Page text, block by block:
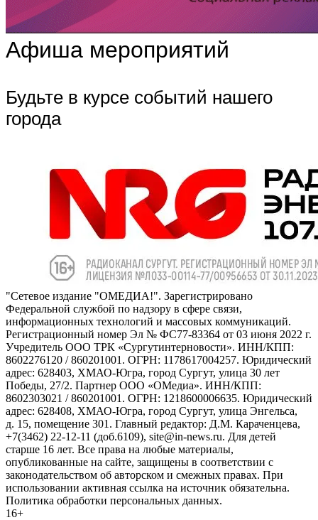
Афиша мероприятий
Будьте в курсе событий нашего
города
"Сетевое издание "ОМЕДИА!". Зарегистрировано
Федеральной службой по надзору в сфере связи,
информационных технологий и массовых коммуникаций.
Регистрационный номер Эл № ФС77-83364 от 03 июня 2022 г.
Учредитель ООО ТРК «Сургутинтерновости». ИНН/КПП:
8602276120 / 860201001. ОГРН: 1178617004257. Юридический
адрес: 628403, ХМАО-Югра, город Сургут, улица 30 лет
Победы, 27/2. Партнер ООО «ОМедиа». ИНН/КПП:
8602303021 / 860201001. ОГРН: 1218600006635. Юридический
адрес: 628408, ХМАО-Югра, город Сургут, улица Энгельса,
д. 15, помещение 301. Главный редактор: Д.М. Караченцева,
+7(3462) 22-12-11 (доб.6109), site@in-news.ru. Для детей
старше 16 лет. Все права на любые материалы,
опубликованные на сайте, защищены в соответствии с
законодательством об авторском и смежных правах. При
использовании активная ссылка на источник обязательна.
Политика обработки персональных данных.
16+